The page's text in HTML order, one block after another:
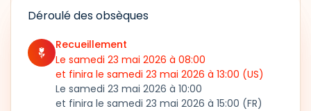
Déroulé des obsèques
Recueillement
Le samedi 23 mai 2026 à 08:00
et finira le samedi 23 mai 2026 à 13:00 (US)
Le samedi 23 mai 2026 à 10:00
et finira le samedi 23 mai 2026 à 15:00 (FR)